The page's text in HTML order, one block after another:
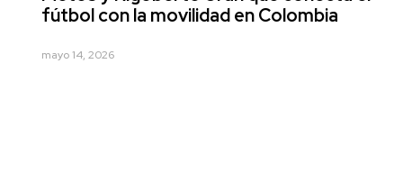
fútbol con la movilidad en Colombia
mayo 14, 2026